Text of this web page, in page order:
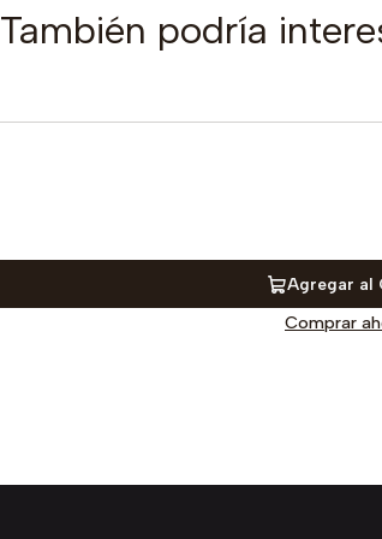
También podría
Agregar al
Comprar